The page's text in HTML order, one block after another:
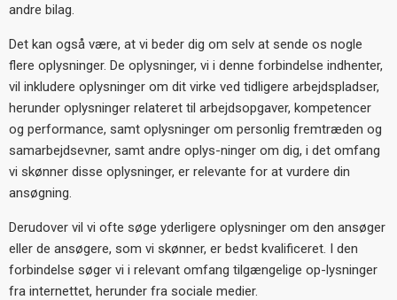
andre bilag.
Det kan også være, at vi beder dig om selv at sende os nogle
flere oplysninger. De oplysninger, vi i denne forbindelse indhenter,
vil inkludere oplysninger om dit virke ved tidligere arbejdspladser,
herunder oplysninger relateret til arbejdsopgaver, kompetencer
og performance, samt oplysninger om personlig fremtræden og
samarbejdsevner, samt andre oplys-ninger om dig, i det omfang
vi skønner disse oplysninger, er relevante for at vurdere din
ansøgning.
Derudover vil vi ofte søge yderligere oplysninger om den ansøger
eller de ansøgere, som vi skønner, er bedst kvalificeret. I den
forbindelse søger vi i relevant omfang tilgængelige op-lysninger
fra internettet, herunder fra sociale medier.